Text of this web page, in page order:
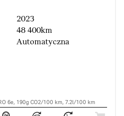
2023
48 400km
Automatyczna
6e, 190g CO2/100 km, 7.2l/100 km